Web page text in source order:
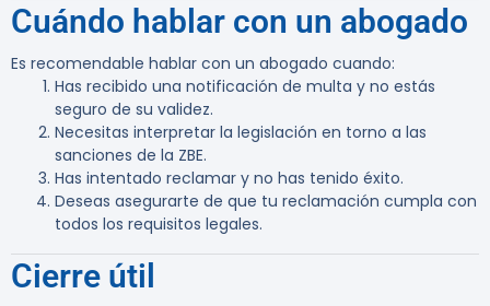
Cuándo hablar con un abogado
Es recomendable hablar con un abogado cuando:
Has recibido una notificación de multa y no estás
seguro de su validez.
Necesitas interpretar la legislación en torno a las
sanciones de la ZBE.
Has intentado reclamar y no has tenido éxito.
Deseas asegurarte de que tu reclamación cumpla con
todos los requisitos legales.
Cierre útil